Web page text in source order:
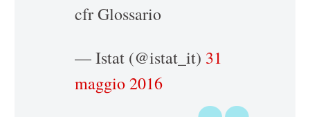
cfr Glossario
— Istat (@istat_it) 31
maggio 2016